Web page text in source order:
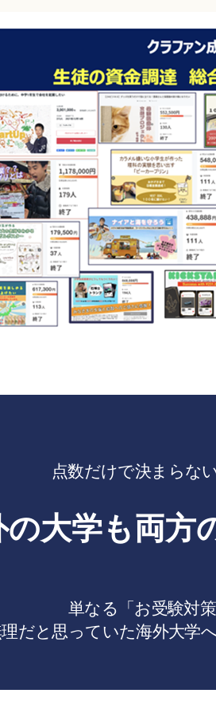
点数だけで決まらな
の大学も両方
単なる「お受験対
だと思っていた海外大学